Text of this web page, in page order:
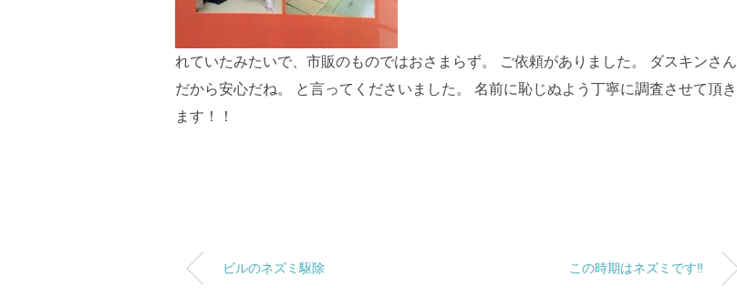
れていたみたいで、市販のものではおさまらず。 ご依頼がありました。 ダスキンさん
だから安心だね。 と言ってくださいました。 名前に恥じぬよう丁寧に調査させて頂き
ます！！
ビルのネズミ駆除 この時期はネズミです‼︎